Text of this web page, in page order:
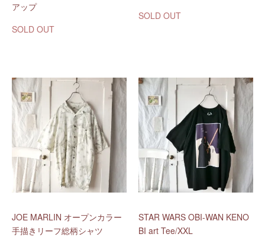
アップ
SOLD OUT
SOLD OUT
JOE MARLIN オープンカラー
手描きリーフ総柄シャツ
STAR WARS OBI-WAN KENO
BI art Tee/XXL